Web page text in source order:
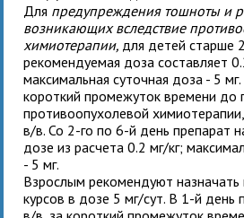
Для предупреждения тошноты и
возникающих вследствие
химиотерапии, для детей старше
рекомендуемая доза составляет
максимальная суточная доза - 5
короткий промежуток времени до
противоопухолевой
в/в. Со 2-го по 6-й день препарат
дозе из расчета 0.2 мг/кг;
- 5 мг.
Взрослым рекомендуют назначать
курсов в дозе 5 мг/сут. В 1-й день